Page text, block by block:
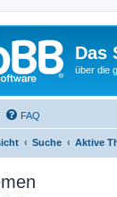
Das
über die
FAQ
Suche Aktive